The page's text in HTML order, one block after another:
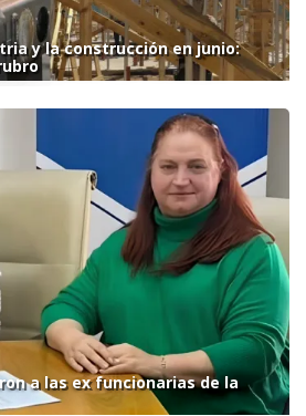
y la construcción en junio:
a las ex funcionarias de la